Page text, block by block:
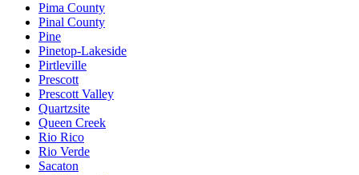
Pima County
Pinal County
Pine
Pinetop-Lakeside
Pirtleville
Prescott
Prescott Valley
Quartzsite
Queen Creek
Rio Rico
Rio Verde
Sacaton